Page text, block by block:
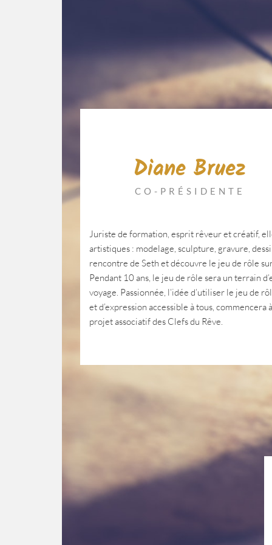
Diane Bruez
CO-PRÉSIDENTE
Juriste de formation, esprit rêveur et créatif,
artistiques : modelage, sculpture, gravure,
rencontre de Seth et découvre le jeu de rôle
Pendant 10 ans, le jeu de rôle sera un terrain
voyage. Passionnée, l’idée d’utiliser le jeu de
et d’expression accessible à tous, commencera
projet associatif des Clefs du Rêve.